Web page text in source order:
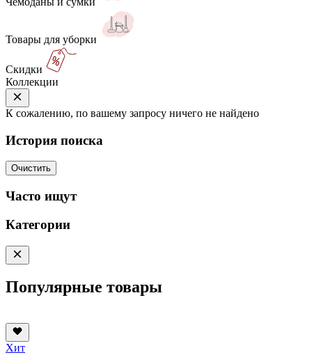
Товары для уборки
Скидки
Коллекции
К сожалению, по вашему запросу ничего не найдено
История поиска
Очистить
Часто ищут
Категории
Популярные товары
Хит